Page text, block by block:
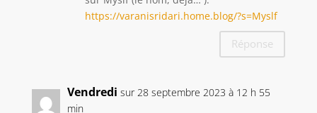
https://varanisridari.home.blog/?s=Myslf
Réponse
Vendredi sur 28 septembre 2023 à 12 h 55
min